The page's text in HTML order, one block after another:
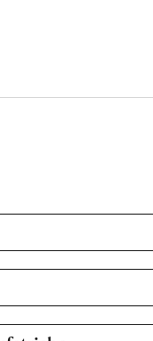
erfahren